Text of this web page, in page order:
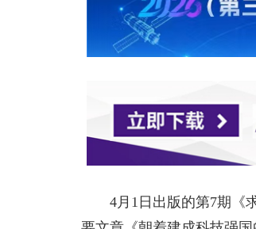
4月1日出版的第7期《